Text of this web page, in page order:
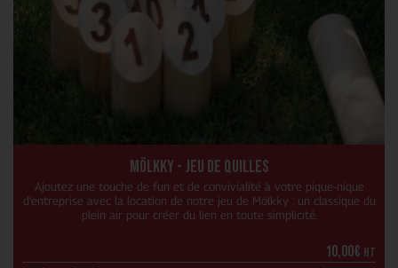
Mölkky - Jeu de quilles
Ajoutez une touche de fun et de convivialité à votre pique-nique
d’entreprise avec la location de notre jeu de Mölkky : un classique du
plein air pour créer du lien en toute simplicité.
10,00€ HT